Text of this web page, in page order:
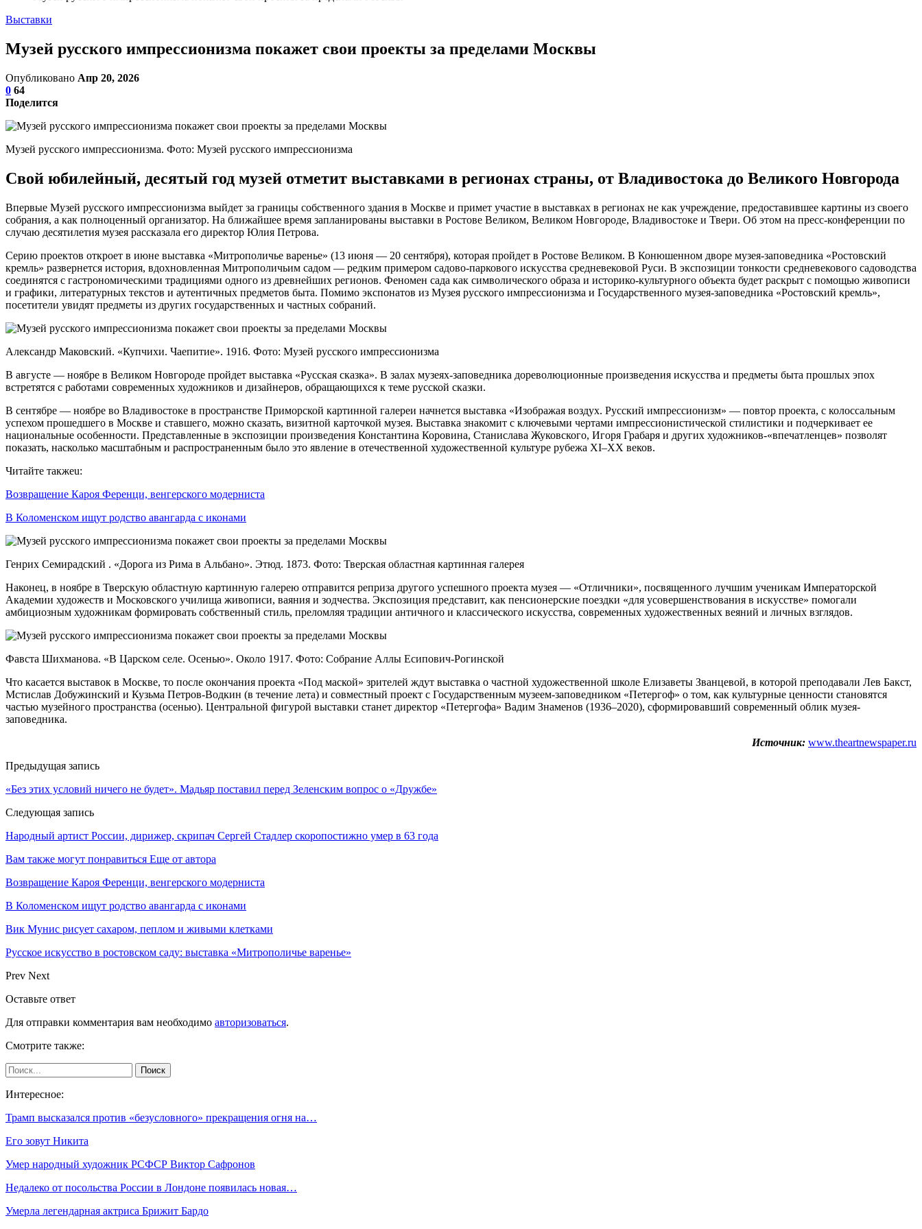
Выставки
Музей русского импрессионизма покажет свои проекты за пределами Москвы
Опубликовано Апр 20, 2026
0 64
Поделится
Музей русского импрессионизма. Фото: Музей русского импрессионизма
Свой юбилейный, десятый год музей отметит выставками в регионах страны, от Владивостока до Великого Новгорода
Впервые Музей русского импрессионизма выйдет за границы собственного здания в Москве и примет участие в выставках в регионах не как учреждение, предоставившее картины из своего
собрания, а как полноценный организатор. На ближайшее время запланированы выставки в Ростове Великом, Великом Новгороде, Владивостоке и Твери. Об этом на пресс-конференции по
случаю десятилетия музея рассказала его директор Юлия Петрова.
Серию проектов откроет в июне выставка «Митрополичье варенье» (13 июня — 20 сентября), которая пройдет в Ростове Великом. В Конюшенном дворе музея-заповедника «Ростовский
кремль» развернется история, вдохновленная Митрополичьим садом — редким примером садово-паркового искусства средневековой Руси. В экспозиции тонкости средневекового садоводства
соединятся с гастрономическими традициями одного из древнейших регионов. Феномен сада как символического образа и историко-культурного объекта будет раскрыт с помощью живописи
и графики, литературных текстов и аутентичных предметов быта. Помимо экспонатов из Музея русского импрессионизма и Государственного музея-заповедника «Ростовский кремль»,
посетители увидят предметы из других государственных и частных собраний.
Александр Маковский. «Купчихи. Чаепитие». 1916. Фото: Музей русского импрессионизма
В августе — ноябре в Великом Новгороде пройдет выставка «Русская сказка». В залах музеях-заповедника дореволюционные произведения искусства и предметы быта прошлых эпох
встретятся с работами современных художников и дизайнеров, обращающихся к теме русской сказки.
В сентябре — ноябре во Владивостоке в пространстве Приморской картинной галереи начнется выставка «Изображая воздух. Русский импрессионизм» — повтор проекта, с колоссальным
успехом прошедшего в Москве и ставшего, можно сказать, визитной карточкой музея. Выставка знакомит с ключевыми чертами импрессионистической стилистики и подчеркивает ее
национальные особенности. Представленные в экспозиции произведения Константина Коровина, Станислава Жуковского, Игоря Грабаря и других художников-«впечатленцев» позволят
показать, насколько масштабным и распространенным было это явление в отечественной художественной культуре рубежа XI–XX веков.
Читайте такжеu:
Возвращение Кароя Ференци, венгерского модерниста
В Коломенском ищут родство авангарда с иконами
Генрих Семирадский . «Дорога из Рима в Альбано». Этюд. 1873. Фото: Тверская областная картинная галерея
Наконец, в ноябре в Тверскую областную картинную галерею отправится реприза другого успешного проекта музея — «Отличники», посвященного лучшим ученикам Императорской
Академии художеств и Московского училища живописи, ваяния и зодчества. Экспозиция представит, как пенсионерские поездки «для усовершенствования в искусстве» помогали
амбициозным художникам формировать собственный стиль, преломляя традиции античного и классического искусства, современных художественных веяний и личных взглядов.
Фавста Шихманова. «В Царском селе. Осенью». Около 1917. Фото: Собрание Аллы Есипович-Рогинской
Что касается выставок в Москве, то после окончания проекта «Под маской» зрителей ждут выставка о частной художественной школе Елизаветы Званцевой, в которой преподавали Лев Бакст,
Мстислав Добужинский и Кузьма Петров-Водкин (в течение лета) и совместный проект с Государственным музеем-заповедником «Петергоф» о том, как культурные ценности становятся
частью музейного пространства (осенью). Центральной фигурой выставки станет директор «Петергофа» Вадим Знаменов (1936–2020), сформировавший современный облик музея-
заповедника.
Источник: www.theartnewspaper.ru
Предыдущая запись
«Без этих условий ничего не будет». Мадьяр поставил перед Зеленским вопрос о «Дружбе»
Следующая запись
Народный артист России, дирижер, скрипач Сергей Стадлер скоропостижно умер в 63 года
Вам также могут понравиться Еще от автора
Возвращение Кароя Ференци, венгерского модерниста
В Коломенском ищут родство авангарда с иконами
Вик Мунис рисует сахаром, пеплом и живыми клетками
Русское искусство в ростовском саду: выставка «Митрополичье варенье»
Prev Next
Оставьте ответ
Для отправки комментария вам необходимо авторизоваться.
Смотрите также:
Интересное:
Трамп высказался против «безусловного» прекращения огня на…
Его зовут Никита
Умер народный художник РСФСР Виктор Сафронов
Недалеко от посольства России в Лондоне появилась новая…
Умерла легендарная актриса Брижит Бардо